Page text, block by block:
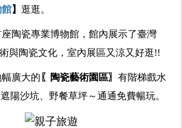
館】 逛逛。
陶瓷專業博物館，館內展示了臺灣
與陶瓷文化，室內展區又涼又好逛!!
廣大的 〖陶瓷藝術園區〗 有階梯戲水
陽沙坑、野餐草坪～通通免費暢玩。